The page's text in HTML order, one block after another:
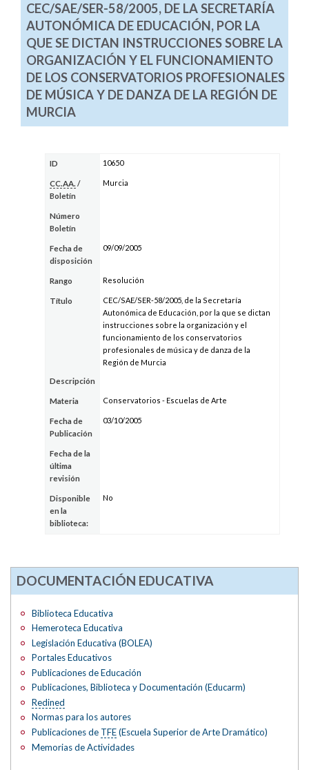
CEC/SAE/SER-58/2005, DE LA SECRETARÍA
AUTONÓMICA DE EDUCACIÓN, POR LA
QUE SE DICTAN INSTRUCCIONES SOBRE LA
ORGANIZACIÓN Y EL FUNCIONAMIENTO
DE LOS CONSERVATORIOS PROFESIONALES
DE MÚSICA Y DE DANZA DE LA REGIÓN DE
MURCIA
ID 10650
CC.AA. /
Boletín
Murcia
Número
Boletín
Fecha de
disposición
09/09/2005
Rango Resolución
Título
CEC/SAE/SER-58/2005, de la Secretaría
Autonómica de Educación, por la que se dictan
instrucciones sobre la organización y el
funcionamiento de los conservatorios
profesionales de música y de danza de la
Región de Murcia
Descripción
Materia Conservatorios - Escuelas de Arte
Fecha de
Publicación
03/10/2005
Fecha de la
última
revisión
Disponible
en la
biblioteca:
No
DOCUMENTACIÓN EDUCATIVA
Biblioteca Educativa
Hemeroteca Educativa
Legislación Educativa (BOLEA)
Portales Educativos
Publicaciones de Educación
Publicaciones, Biblioteca y Documentación (Educarm)
Redined
Normas para los autores
Publicaciones de TFE(Escuela Superior de Arte Dramático)
Memorias de Actividades